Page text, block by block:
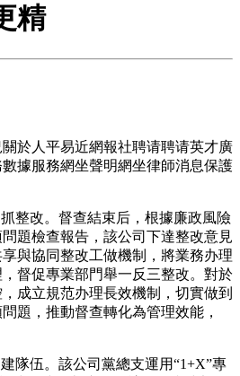
精
人平易近網報社聘请聘请英才廣
據服務網坐聲明網坐律師消息保護
改。督查結束后，根據廉政風險
題檢查報告，該公司下達整改意見
與協同整改工做機制，將業務办理
督促專業部門舉一反三整改。對於
成立規范办理長效機制，切實做到
題，推動督查轉化為管理效能，
伍。該公司黨總支運用“1+X”專